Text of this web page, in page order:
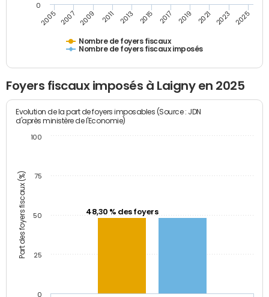
Nombre de foyers fiscaux
Nombre de foyers fiscaux imposés
2005 2007 2009 2011 2013 2015 2017 2019 2021 2023 2025
0
Foyers fiscaux imposés à Laigny en 2025
Part des foyers fiscaux (%)
Evolution de la part de foyers imposables (Source : JDN
d'après ministère de l'Economie)
48,30 % des foyers
0
25
50
75
100